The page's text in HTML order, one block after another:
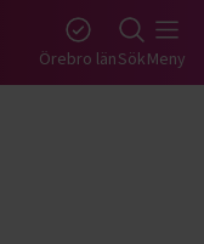
Örebro länSökMeny